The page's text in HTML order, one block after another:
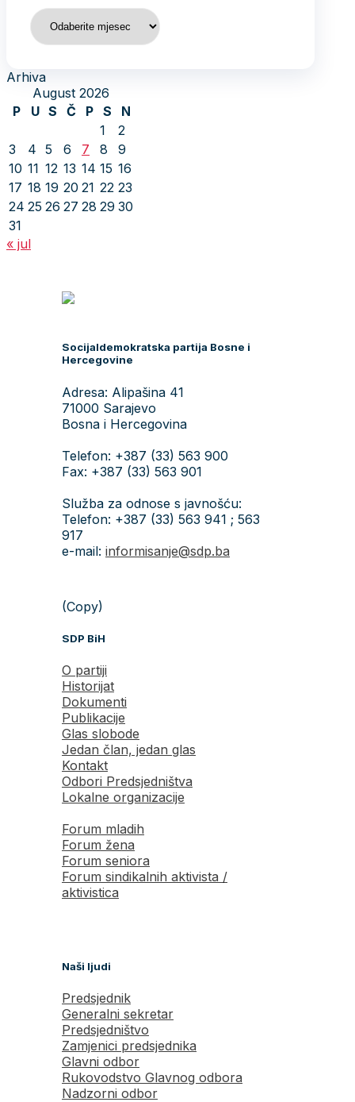
Arhiva
Arhiva
August 2026
P
U S Č P S
N
1
2
3
4 5 6 7 8
9
10 11 12 13 14 15 16
17 18 19 20 21 22 23
24 25 26 27 28 29 30
31
« jul
Socijaldemokratska partija Bosne i
Hercegovine
Adresa: Alipašina 41
71000 Sarajevo
Bosna i Hercegovina
Telefon: +387 (33) 563 900
Fax: +387 (33) 563 901
Služba za odnose s javnošću:
Telefon: +387 (33) 563 941 ; 563
917
e-mail: informisanje@sdp.ba
(Copy)
SDP BiH
O partiji
Historijat
Dokumenti
Publikacije
Glas slobode
Jedan član, jedan glas
Kontakt
Odbori Predsjedništva
Lokalne organizacije
Forum mladih
Forum žena
Forum seniora
Forum sindikalnih aktivista /
aktivistica
Naši ljudi
Predsjednik
Generalni sekretar
Predsjedništvo
Zamjenici predsjednika
Glavni odbor
Rukovodstvo Glavnog odbora
Nadzorni odbor